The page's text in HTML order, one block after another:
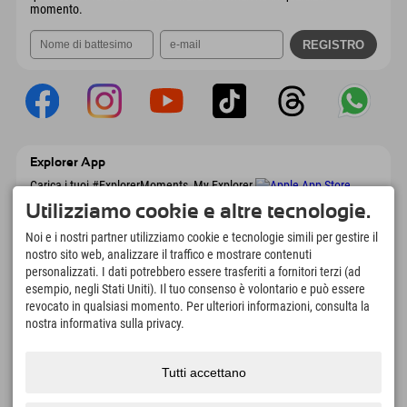
momento.
Explorer App
Carica i tuoi #ExplorerMoments, My Explorer
lista dei desideri, panoramica dei ristoranti e
molto altro. Scaricalo subito!
È tempo di momenti da esploratore
166
Laghi di montagna e piscine
4.634km
Percorsi per escursionismo
Utilizziamo cookie e altre tecnologie.
Noi e i nostri partner utilizziamo cookie e tecnologie simili per gestire il
nostro sito web, analizzare il traffico e mostrare contenuti
personalizzati. I dati potrebbero essere trasferiti a fornitori terzi (ad
esempio, negli Stati Uniti). Il tuo consenso è volontario e può essere
revocato in qualsiasi momento. Per ulteriori informazioni, consulta la
nostra informativa sulla privacy.
Tutti accettano